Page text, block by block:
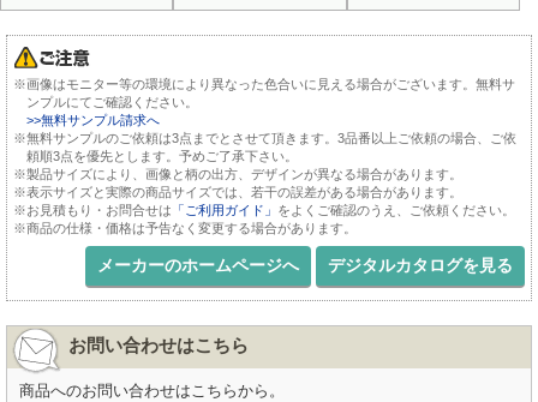
※画像はモニター等の環境により異なった色合いに見える場合がございます。無料サ
ンプルにてご確認ください。
>>無料サンプル請求へ
※無料サンプルのご依頼は3点までとさせて頂きます。3品番以上ご依頼の場合、ご依
頼順3点を優先とします。予めご了承下さい。
※製品サイズにより、画像と柄の出方、デザインが異なる場合があります。
※表示サイズと実際の商品サイズでは、若干の誤差がある場合があります。
※お見積もり・お問合せは 「ご利用ガイド」 をよくご確認のうえ、ご依頼ください。
※商品の仕様・価格は予告なく変更する場合があります。
メーカーのホームページへ デジタルカタログを見る
お問い合わせはこちら
商品へのお問い合わせはこちらから。